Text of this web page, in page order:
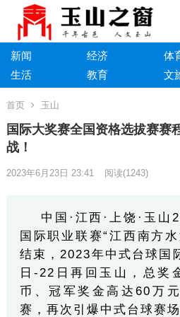
新闻 经济 体
生活
教育 文
首页 玉山
国际大奖赛全国资格选拔赛赛
战！
2023年6月23日 23:41 阅读(1243)
中国·江西·上饶·玉山
国际职业联赛“江西南方
结束，2023年中式台球国
日-22日再回玉山，总奖
币 、冠军奖金高达60万
赛，再次引爆中式台球赛场